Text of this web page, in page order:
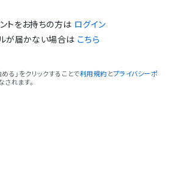
トをお持ちの方は ログイン
が届かない場合は こちら
る」をクリックすることで利用規約 とプライバシーポ
れます。